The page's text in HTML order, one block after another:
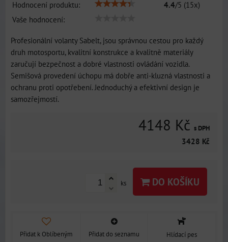
Hodnocení produktu: 4.4/5 (15x)
Vaše hodnocení:
Profesionální volanty Sabelt, jsou správnou cestou pro každý
druh motosportu, kvalitní konstrukce a kvalitně materiály
zaručují bezpečnost a dobré vlastnosti ovládání vozidla.
Semišová provedení úchopu má dobře anti-kluzná vlastnosti a
ochranu proti opotřebení. Jednoduchý a efektivní design je
samozřejmostí.
4148 Kč s DPH
3428 Kč
ks DO KOŠÍKU
Přidat k Oblíbeným Přidat do seznamu Hlídací pes